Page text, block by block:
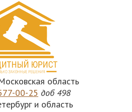
область
00-25 доб 498
и область